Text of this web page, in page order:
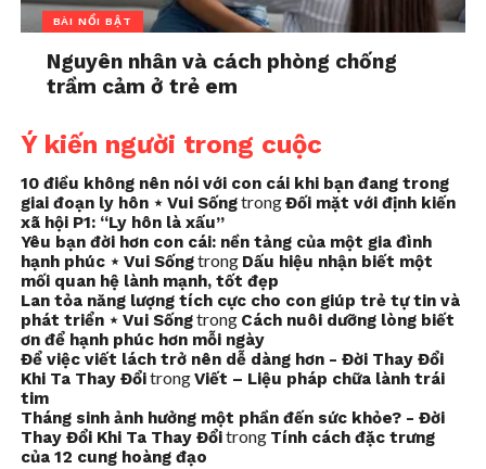
BÀI NỔI BẬT
Nguyên nhân và cách phòng chống
trầm cảm ở trẻ em
Ý kiến người trong cuộc
10 điều không nên nói với con cái khi bạn đang trong
giai đoạn ly hôn ⋆ Vui SốngtrongĐối mặt với định kiến
xã hội P1: “Ly hôn là xấu”
Yêu bạn đời hơn con cái: nền tảng của một gia đình
hạnh phúc ⋆ Vui Sốngtrong Dấu hiệu nhận biết một
mối quan hệ lành mạnh, tốt đẹp
Lan tỏa năng lượng tích cực cho con giúp trẻ tự tin và
phát triển ⋆ Vui Sốngtrong Cách nuôi dưỡng lòng biết
ơn để hạnh phúc hơn mỗi ngày
Để việc viết lách trở nên dễ dàng hơn - Đời Thay Đổi
Khi Ta Thay ĐổitrongViết – Liệu pháp chữa lành trái
tim
Tháng sinh ảnh hưởng một phần đến sức khỏe? - Đời
Thay Đổi Khi Ta Thay Đổitrong Tính cách đặc trưng
của 12 cung hoàng đạo